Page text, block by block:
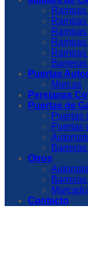
Puertas
Marcas
Persianas
Puertas de
Puertas
Puertas
Otros
Contacto